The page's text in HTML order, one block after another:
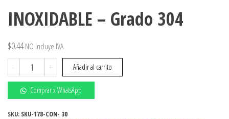
INOXIDABLE – Grado 304
$0.44 NO incluye IVA
-
Tapón
hexagonal
hembra
roscado
3/8"
+ Añadir al carrito
Comprar x WhatsApp
SKU: SKU-178-CON- 30